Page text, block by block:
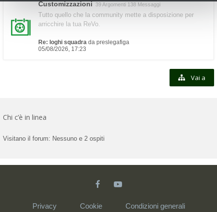
Customizzazioni 39 Argomenti 138 Messaggi
Tutto quello che la community mette a disposizione per
arricchire la tua ReVo.
Re: loghi squadra da preslegafiga
05/08/2026, 17:23
Vai a
Chi c’è in linea
Visitano il forum: Nessuno e 2 ospiti
Privacy Cookie Condizioni generali